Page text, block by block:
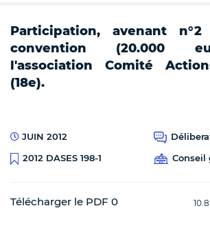
Participation, avenant
convention (20.000
l'association Comité
(18e).
JUIN 2012
2012 DASES 198-1
Conseil
Télécharger le PDF 0